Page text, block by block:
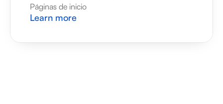
Páginas de inicio
Learn more